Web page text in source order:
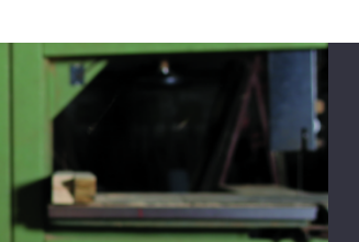
FERRAMENTAS DE CORTE